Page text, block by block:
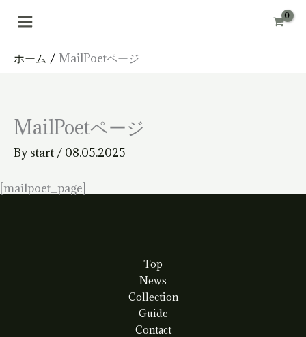
ホーム MailPoetページ
MailPoetページ
Bystart / 08.05.2025
[mailpoet_page]
Top
News
Collection
Guide
Contact